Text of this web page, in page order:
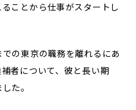
ことから仕事がスタートし
の東京の職務を離れるにあ
者について、彼と長い期
た。